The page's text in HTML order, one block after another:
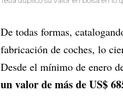
De todas formas,
fabricación de coches, lo
Desde el mínimo de enero
un valor de más de US$